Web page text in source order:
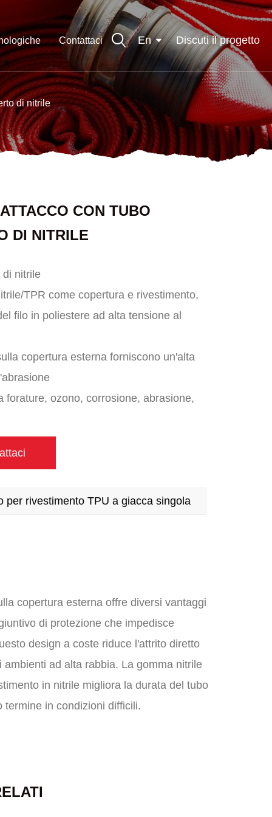
Contattaci En Discuti il ​​progetto
di nitrile
CON TUBO
DI NITRILE
di nitrile
TPR come copertura e rivestimento,
filo in poliestere ad alta tensione al
copertura esterna forniscono un'alta
forature, ozono, corrosione, abrasione,
temperatura: da -30 ℃ a 70 ℃
per rivestimento TPU a giacca singola
copertura esterna offre diversi vantaggi
di protezione che impedisce
design a coste riduce l'attrito diretto
ad alta rabbia. La gomma nitrile
in nitrile migliora la durata del tubo
termine in condizioni difficili.